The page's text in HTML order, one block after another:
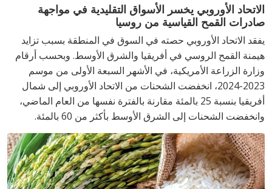
الاتحاد الأوروبي يخسر الأسواق التقليدية في مواجهة
صادرات القمح القياسية من روسيا
يفقد الاتحاد الأوروبي حصته في السوق في المنطقة بسبب تزايد
هيمنة القمح الروسي في أفريقيا والشرق الأوسط. وبحسب أرقام
وزارة الزراعة الأمريكية، في الأشهر السبعة الأولى من موسم
2023-2024، انخفضت الشحنات من الاتحاد الأوروبي إلى شمال
أفريقيا بنسبة 25 بالمئة مقارنة بالفترة نفسها من العام الماضي،
وانخفضت الشحنات إلى الشرق الأوسط بأكثر من 60 بالمئة.